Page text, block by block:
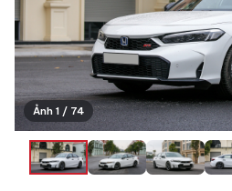
Ảnh 1 / 74